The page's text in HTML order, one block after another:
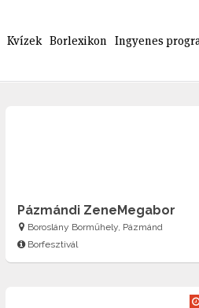
Kvízek Borlexikon Ingyenes
Pázmándi ZeneMegabor
Boroslány Borműhely, Pázmánd
Borfesztivál